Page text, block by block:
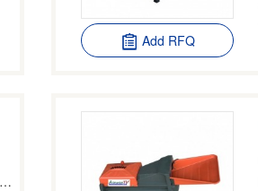
Add RFQ